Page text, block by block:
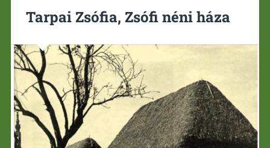
Tarpai Zsófia, Zsófi néni háza